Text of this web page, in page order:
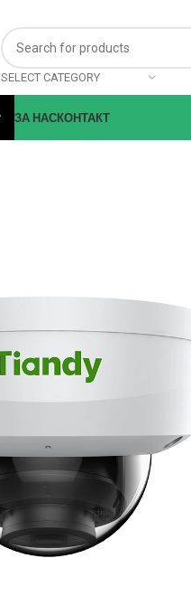
SELECT CATEGORY
ЗА НАСКОНТАКТ